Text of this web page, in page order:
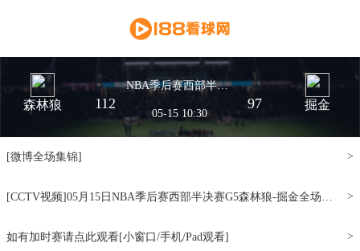
森林狼 112
NBA季后赛西部半决赛G5 森林狼
05-15 10:30
97 掘金
[微博全场集锦] >
>
如有加时赛请点此观看[小窗口/手机/Pad观看] >